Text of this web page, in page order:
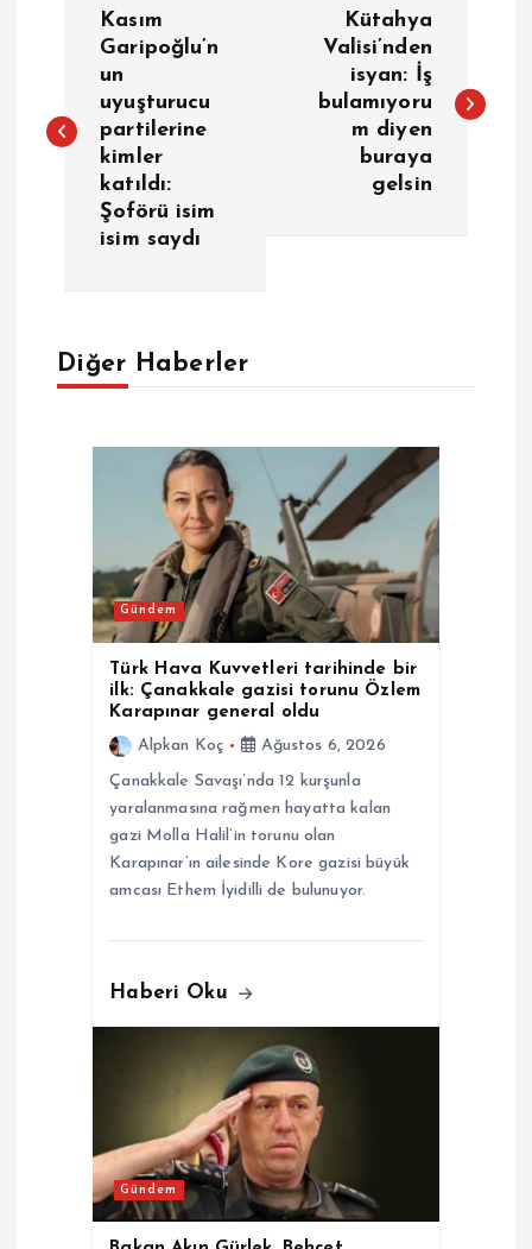
z
z
Kasım
Garipoğlu’n
un
uyuşturucu
partilerine
kimler
katıldı:
Şoförü isim
isim saydı
Kütahya
Valisi’nden
isyan: İş
bulamıyoru
m diyen
buraya
gelsin
Diğer Haberler
Gündem
Türk Hava Kuvvetleri tarihinde bir
ilk: Çanakkale gazisi torunu Özlem
Karapınar general oldu
Alpkan Koç
Ağustos 6, 2026
Çanakkale Savaşı’nda 12 kurşunla
yaralanmasına rağmen hayatta kalan
gazi Molla Halil’in torunu olan
Karapınar’ın ailesinde Kore gazisi büyük
amcası Ethem İyidilli de bulunuyor.
Haberi Oku
Gündem